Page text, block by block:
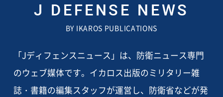
J DEFENSE NEWS
BY IKAROS PUBLICATIONS
「Jディフェンスニュース」は、防衛ニュース専門
のウェブ媒体です。イカロス出版のミリタリー雑
誌・書籍の編集スタッフが運営し、防衛省などが発